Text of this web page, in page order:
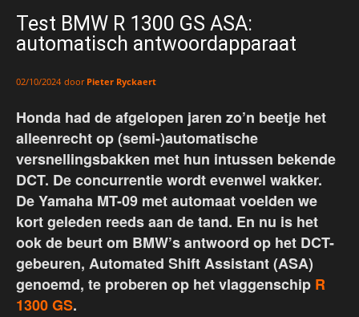
Test BMW R 1300 GS ASA:
automatisch antwoordapparaat
02/10/2024 door Pieter Ryckaert
Honda had de afgelopen jaren zo’n beetje het
alleenrecht op (semi-)automatische
versnellingsbakken met hun intussen bekende
DCT. De concurrentie wordt evenwel wakker.
De Yamaha MT-09 met automaat voelden we
kort geleden reeds aan de tand. En nu is het
ook de beurt om BMW’s antwoord op het DCT-
gebeuren, Automated Shift Assistant (ASA)
genoemd, te proberen op het vlaggenschip R
1300 GS.